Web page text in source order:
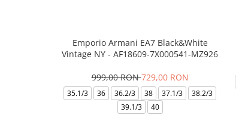
Emporio Armani EA7 Black&White
Vintage NY - AF18609-7X000541-MZ926
999,00 RON729,00 RON
35.1/3 36 36.2/3 38 37.1/3
38.2/3
39.1/3
40